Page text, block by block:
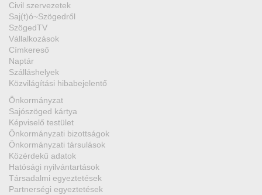
Civil szervezetek
Saj(t)ó~Szögedről
SzögedTV
Vállalkozások
Címkereső
Naptár
Szálláshelyek
Közvilágítási hibabejelentő
Önkormányzat
Sajószöged kártya
Képviselő testület
Önkormányzati bizottságok
Önkormányzati társulások
Közérdekű adatok
Hatósági nyilvántartások
Társadalmi egyeztetések
Partnerségi egyeztetések